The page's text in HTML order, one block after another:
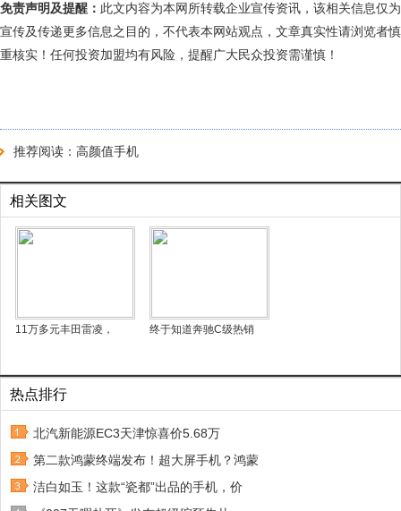
免责声明及提醒： 此文内容为本网所转载企业宣传资讯，该相关信息仅为
宣传及传递更多信息之目的，不代表本网站观点，文章真实性请浏览者慎
重核实！任何投资加盟均有风险，提醒广大民众投资需谨慎！
推荐阅读： 高颜值手机
相关图文
11万多元丰田雷凌， 终于知道奔驰C级热销
热点排行
北汽新能源EC3天津惊喜价5.68万
第二款鸿蒙终端发布！超大屏手机？鸿蒙
洁白如玉！这款“瓷都”出品的手机，价